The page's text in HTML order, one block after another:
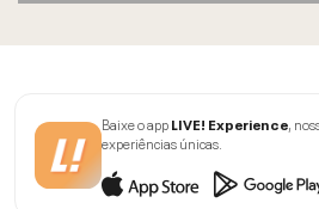
Baixe o appLIVE! Experience,
experiências únicas.